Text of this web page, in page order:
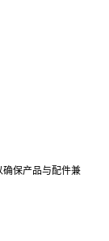
保产品与配件兼